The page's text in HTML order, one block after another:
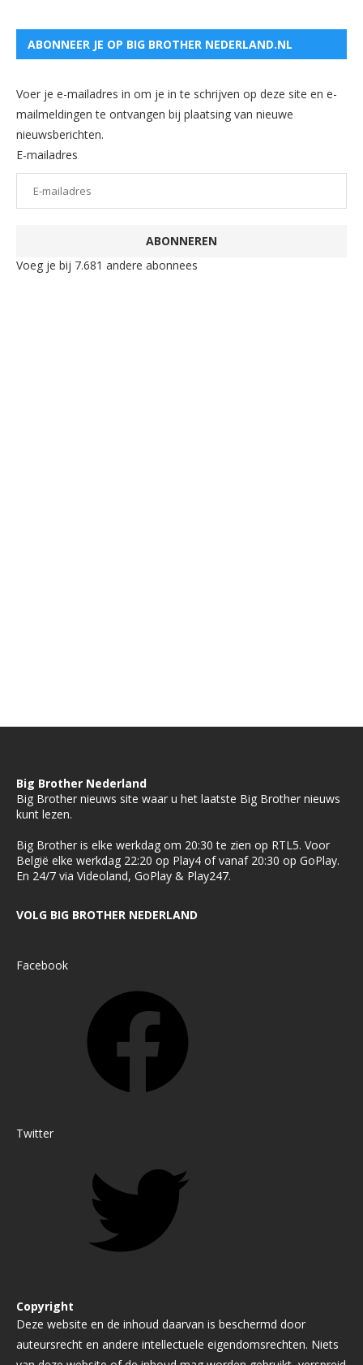
ABONNEER JE OP BIG BROTHER NEDERLAND.NL
Voer je e-mailadres in om je in te schrijven op deze site en e-
mailmeldingen te ontvangen bij plaatsing van nieuwe
nieuwsberichten.
E-mailadres
ABONNEREN
Voeg je bij 7.681 andere abonnees
Big Brother Nederland
Big Brother nieuws site waar u het laatste Big Brother nieuws
kunt lezen.
Big Brother is elke werkdag om 20:30 te zien op RTL5. Voor
België elke werkdag 22:20 op Play4 of vanaf 20:30 op GoPlay.
En 24/7 via Videoland, GoPlay & Play247.
VOLG BIG BROTHER NEDERLAND
Facebook
Twitter
Copyright
Deze website en de inhoud daarvan is beschermd door
auteursrecht en andere intellectuele eigendomsrechten. Niets